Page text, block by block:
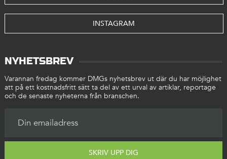
INSTAGRAM
NYHETSBREV
Varannan fredag kommer DMGs nyhetsbrev ut där du har möjlighet
att på ett kostnadsfritt sätt ta del av ett urval av artiklar, reportage
och de senaste nyheterna från branschen.
SKRIV UPP DIG